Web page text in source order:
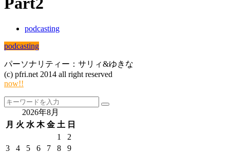
podcasting
podcasting
パーソナリティー：サリィ&ゆきな
(c) pfri.net 2014 all right reserved
now!!
2026年8月
月 火 水 木 金 土 日
1
2
3
4 5 6 7 8
9